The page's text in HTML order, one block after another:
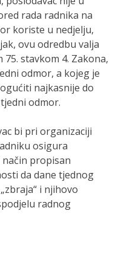
rada radnika na
koriste u nedjelju,
ovu odredbu valja
stavkom 4. Zakona,
odmor, a kojeg je
najkasnije do
odmor.
bi pri organizaciji
osigura
propisan
da dane tjednog
i njihovo
radnog